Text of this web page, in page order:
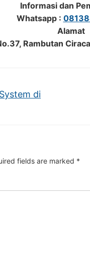
Informasi dan
Whatsapp :
Alamat
Rambutan
di
fields are marked *